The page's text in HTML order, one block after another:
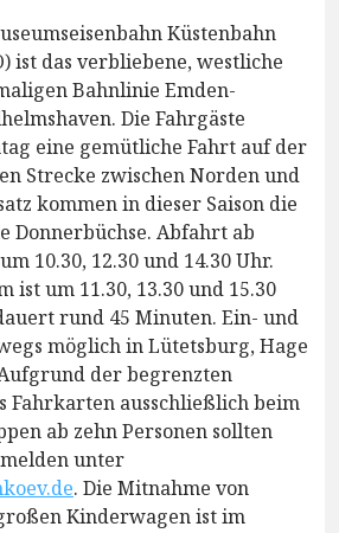
Küstenbahn
ist das verbliebene, westliche
Bahnlinie Emden-
Die Fahrgäste
eine gemütliche Fahrt auf der
Strecke zwischen Norden und
kommen in dieser Saison die
Donnerbüchse. Abfahrt ab
10.30, 12.30 und 14.30 Uhr.
ist um 11.30, 13.30 und 15.30
rund 45 Minuten. Ein- und
möglich in Lütetsburg, Hage
der begrenzten
Fahrkarten ausschließlich beim
ab zehn Personen sollten
unter
. Die Mitnahme von
Kinderwagen ist im